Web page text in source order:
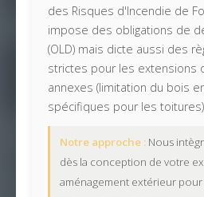
des Risques d'Incendie de
impose des obligations de
(OLD) mais dicte aussi des
strictes pour les extensions
annexes (limitation du bois
spécifiques pour les
Notre approche : Nous
dès la conception de votre
aménagement extérieur